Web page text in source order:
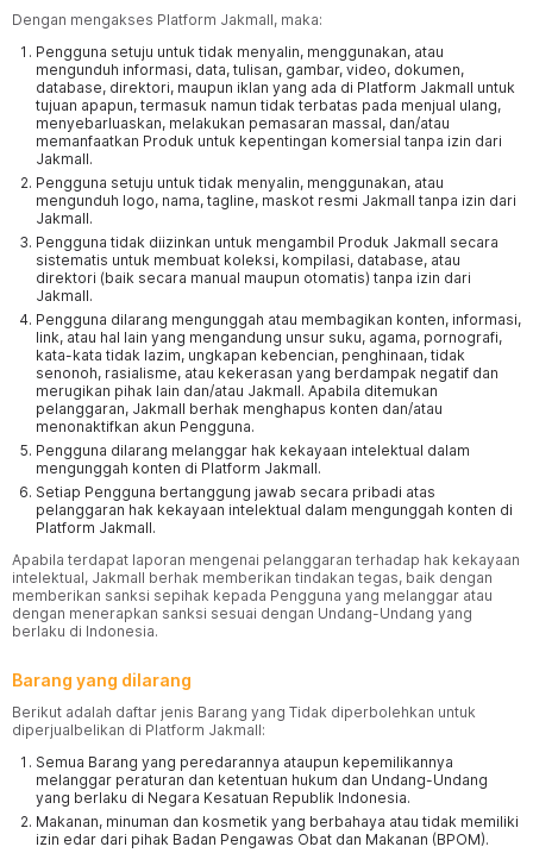
Dengan mengakses Platform Jakmall, maka:
Pengguna setuju untuk tidak menyalin, menggunakan, atau
mengunduh informasi, data, tulisan, gambar, video, dokumen,
database, direktori, maupun iklan yang ada di Platform Jakmall untuk
tujuan apapun, termasuk namun tidak terbatas pada menjual ulang,
menyebarluaskan, melakukan pemasaran massal, dan/atau
memanfaatkan Produk untuk kepentingan komersial tanpa izin dari
Jakmall.
Pengguna setuju untuk tidak menyalin, menggunakan, atau
mengunduh logo, nama, tagline, maskot resmi Jakmall tanpa izin dari
Jakmall.
Pengguna tidak diizinkan untuk mengambil Produk Jakmall secara
sistematis untuk membuat koleksi, kompilasi, database, atau
direktori (baik secara manual maupun otomatis) tanpa izin dari
Jakmall.
Pengguna dilarang mengunggah atau membagikan konten, informasi,
link, atau hal lain yang mengandung unsur suku, agama, pornografi,
kata-kata tidak lazim, ungkapan kebencian, penghinaan, tidak
senonoh, rasialisme, atau kekerasan yang berdampak negatif dan
merugikan pihak lain dan/atau Jakmall. Apabila ditemukan
pelanggaran, Jakmall berhak menghapus konten dan/atau
menonaktifkan akun Pengguna.
Pengguna dilarang melanggar hak kekayaan intelektual dalam
mengunggah konten di Platform Jakmall.
Setiap Pengguna bertanggung jawab secara pribadi atas
pelanggaran hak kekayaan intelektual dalam mengunggah konten di
Platform Jakmall.
Apabila terdapat laporan mengenai pelanggaran terhadap hak kekayaan
intelektual, Jakmall berhak memberikan tindakan tegas, baik dengan
memberikan sanksi sepihak kepada Pengguna yang melanggar atau
dengan menerapkan sanksi sesuai dengan Undang-Undang yang
berlaku di Indonesia.
Barang yang dilarang
Berikut adalah daftar jenis Barang yang Tidak diperbolehkan untuk
diperjualbelikan di Platform Jakmall:
Semua Barang yang peredarannya ataupun kepemilikannya
melanggar peraturan dan ketentuan hukum dan Undang-Undang
yang berlaku di Negara Kesatuan Republik Indonesia.
Makanan, minuman dan kosmetik yang berbahaya atau tidak memiliki
izin edar dari pihak Badan Pengawas Obat dan Makanan (BPOM).